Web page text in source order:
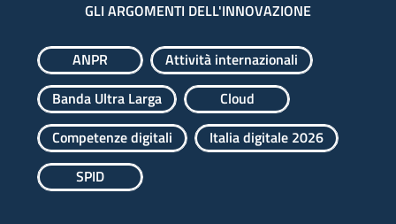
GLI ARGOMENTI DELL'INNOVAZIONE
ANPR
Attività internazionali
Banda Ultra Larga
Cloud
Competenze digitali
Italia digitale 2026
SPID